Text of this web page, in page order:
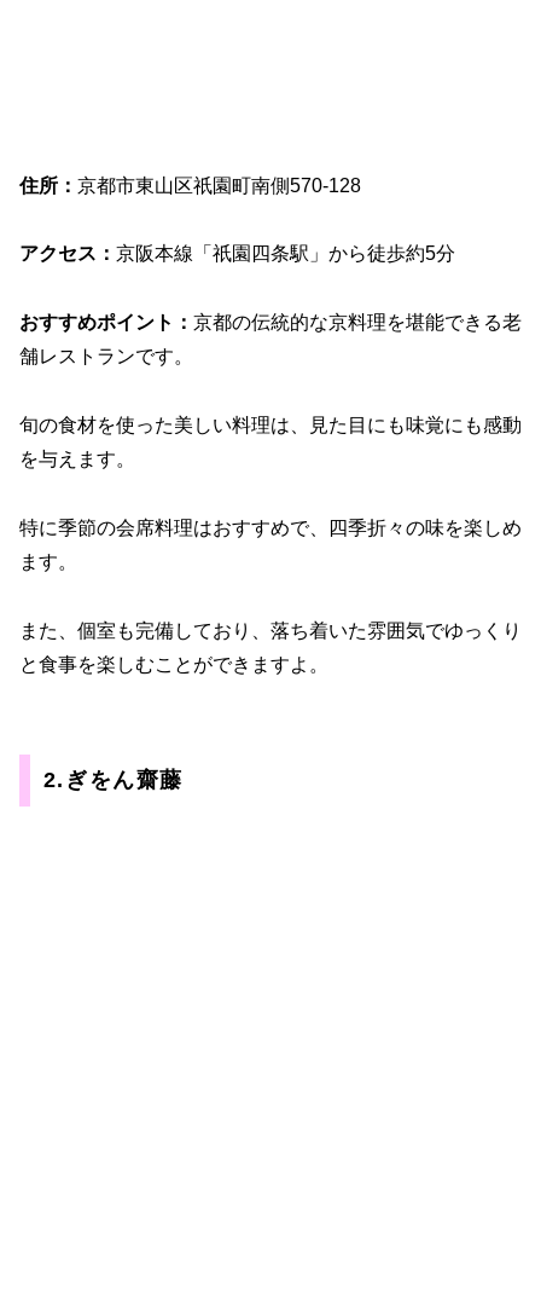
住所： 京都市東山区祇園町南側570-128
アクセス： 京阪本線「祇園四条駅」から徒歩約5分
おすすめポイント： 京都の伝統的な京料理を堪能できる老
舗レストランです。
旬の食材を使った美しい料理は、見た目にも味覚にも感動
を与えます。
特に季節の会席料理はおすすめで、四季折々の味を楽しめ
ます。
また、個室も完備しており、落ち着いた雰囲気でゆっくり
と食事を楽しむことができますよ。
2.ぎをん齋藤